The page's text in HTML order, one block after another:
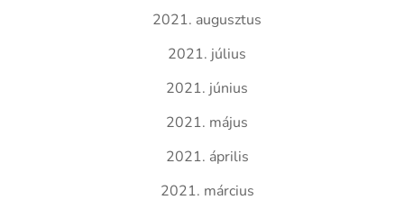
2021. augusztus
2021. július
2021. június
2021. május
2021. április
2021. március